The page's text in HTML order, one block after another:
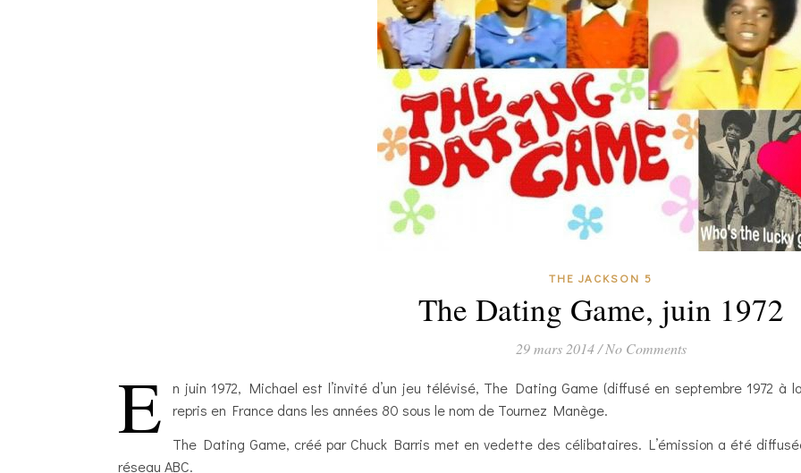
THE JACKSON 5
The Dating Game, juin 1972
29 mars 2014 / No Comments
E
n juin 1972, Michael est l’invité d’un jeu télévisé, The Dating Game (diffusé en septembre 1972 à
repris en France dans les années 80 sous le nom de Tournez Manège.
The Dating Game, créé par Chuck Barris met en vedette des célibataires. L’émission a été
réseau ABC.